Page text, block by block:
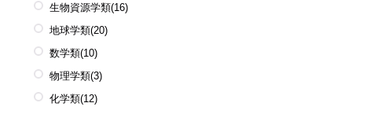
生物資源学類(16)
地球学類(20)
数学類(10)
物理学類(3)
化学類(12)